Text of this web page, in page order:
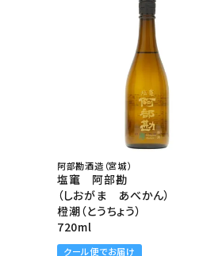
阿部勘酒造（宮城）
塩竃 阿部勘
（しおがま あべかん）
橙潮（とうちょう）
720ml
クール便でお届け